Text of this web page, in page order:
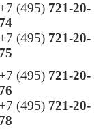
+7 (495) 721-20-
74
+7 (495) 721-20-
75
+7 (495) 721-20-
76
+7 (495) 721-20-
78